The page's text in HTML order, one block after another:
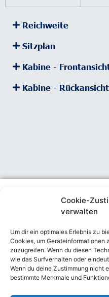
Cookie-
verwalten
Um dir ein optimales Erlebnis zu
Cookies, um Geräteinformationen
zuzugreifen. Wenn du diesen
wie das Surfverhalten oder
Wenn du deine Zustimmung nicht
bestimmte Merkmale und
Reichweite
Sitzplan
Kabine -
Kabine - Rückansicht
Tel.: +49 (0)30 - 99 40 45 00
fly@pwf.aero
Private Wings Flugcharter
Georg-Wulf-Straße 2
12529 Schönefeld
fly@pwf.aero